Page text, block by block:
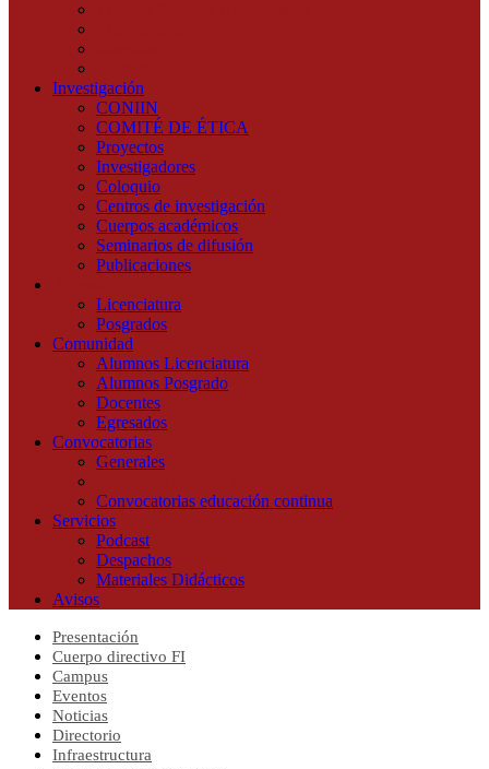
Investigación
CONIIN
COMITÉ DE ÉTICA
Proyectos
Investigadores
Coloquio
Centros de investigación
Cuerpos académicos
Seminarios de difusión
Publicaciones
Licenciatura
Posgrados
Comunidad
Alumnos Licenciatura
Alumnos Posgrado
Docentes
Egresados
Convocatorias
Generales
Convocatorias educación continua
Servicios
Podcast
Despachos
Materiales Didácticos
Avisos
Presentación
Cuerpo directivo FI
Campus
Eventos
Noticias
Directorio
Infraestructura